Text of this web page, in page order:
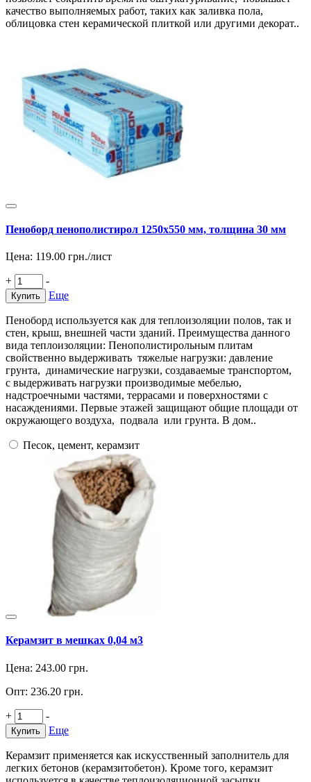
качество выполняемых работ, таких как заливка пола,
облицовка стен керамической плиткой или другими декорат..
Пеноборд пенополистирол 1250х550 мм, толщина 30 мм
Цена: 119.00 грн./лист
+ -
Купить Еще
Пеноборд используется как для теплоизоляции полов, так и
стен, крыш, внешней части зданий. Преимущества данного
вида теплоизоляции: Пенополистирольным плитам
свойственно выдерживать тяжелые нагрузки: давление
грунта, динамические нагрузки, создаваемые транспортом,
с выдерживать нагрузки производимые мебелью,
надстроечными частями, террасами и поверхностями с
насаждениями. Первые этажей защищают общие площади от
окружающего воздуха, подвала или грунта. В дом..
Песок, цемент, керамзит
Керамзит в мешках 0,04 м3
Цена: 243.00 грн.
Опт: 236.20 грн.
+ -
Купить Еще
Керамзит применяется как искусственный заполнитель для
легких бетонов (керамзитобетон). Кроме того, керамзит